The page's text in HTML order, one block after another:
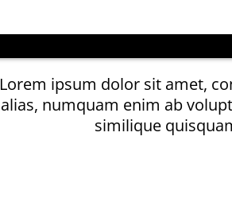
Lorem ipsum dolor sit amet,
alias, numquam enim ab
similique